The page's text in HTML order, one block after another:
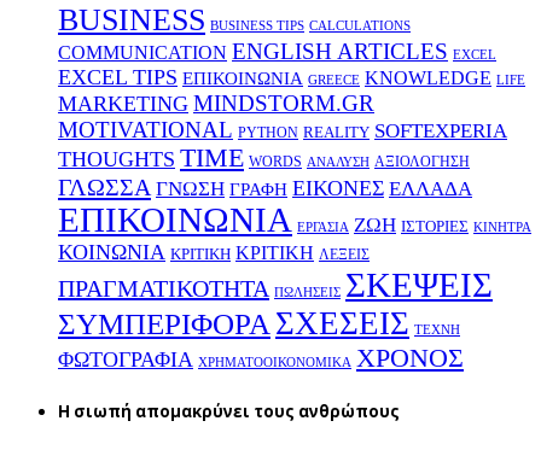
BUSINESS BUSINESS TIPS CALCULATIONS
COMMUNICATION ENGLISH ARTICLES EXCEL
EXCEL TIPS EΠΙΚΟΙΝΩΝΙΑ GREECE KNOWLEDGE LIFE
MARKETING MINDSTORM.GR
MOTIVATIONAL PYTHON REALITY SOFTEXPERIA
THOUGHTS TIME WORDS ΑΝΑΛΥΣΗ ΑΞΙΟΛΟΓΗΣΗ
ΓΛΩΣΣΑ ΓΝΩΣΗ ΓΡΑΦΗ ΕΙΚΟΝΕΣ ΕΛΛΑΔΑ
ΕΠΙΚΟΙΝΩΝΙΑ ΕΡΓΑΣΙΑ ΖΩΗ ΙΣΤΟΡΙΕΣ ΚΙΝΗΤΡΑ
ΚΟΙΝΩΝΙΑ ΚΡΙΤΙΚΗ ΚΡΙΤΙΚΗ ΛΕΞΕΙΣ
ΠΡΑΓΜΑΤΙΚΟΤΗΤΑ ΠΩΛΗΣΕΙΣ ΣΚΕΨΕΙΣ
ΣΥΜΠΕΡΙΦΟΡΑ ΣΧΕΣΕΙΣ ΤΕΧΝΗ
ΦΩΤΟΓΡΑΦΙΑ ΧΡΗΜΑΤΟΟΙΚΟΝΟΜΙΚΑ ΧΡΟΝΟΣ
H σιωπή απομακρύνει τους ανθρώπους